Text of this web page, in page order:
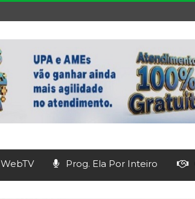
WebTV Prog. Ela Por Inteiro